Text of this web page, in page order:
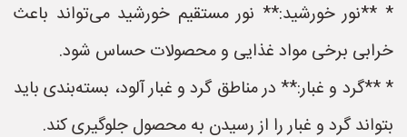
* **نور خورشید:** نور مستقیم خورشید می‌تواند باعث
خرابی برخی مواد غذایی و محصولات حساس شود.
* **گرد و غبار:** در مناطق گرد و غبار آلود، بسته‌بندی باید
بتواند گرد و غبار را از رسیدن به محصول جلوگیری کند.